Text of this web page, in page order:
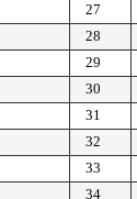
27
28
29
30
31
32
33
34